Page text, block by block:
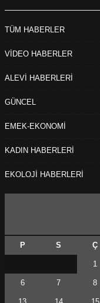
TÜM HABERLER
VİDEO HABERLER
ALEVİ HABERLERİ
GÜNCEL
EMEK-EKONOMİ
KADIN HABERLERİ
EKOLOJİ HABERLERİ
P S Ç
1
6 7 8